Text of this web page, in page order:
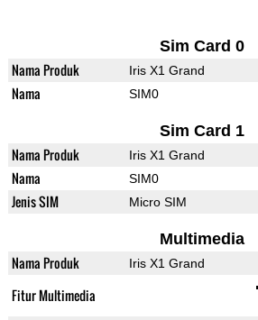
Sim Card 0
Nama Produk Iris X1 Grand
Nama SIM0
Sim Card 1
Nama Produk Iris X1 Grand
Nama SIM0
Jenis SIM Micro SIM
Multimedia
Nama Produk Iris X1 Grand
Fitur Multimedia